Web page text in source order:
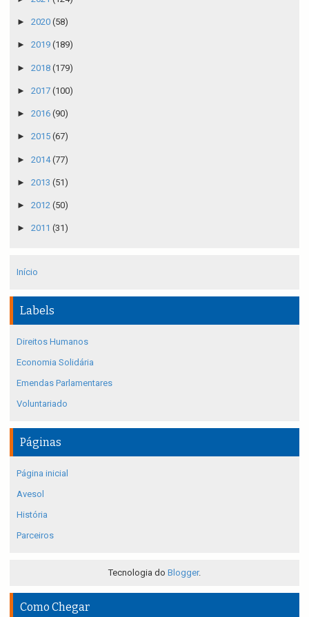
► 2020 (58)
► 2019 (189)
► 2018 (179)
► 2017 (100)
► 2016 (90)
► 2015 (67)
► 2014(77)
► 2013 (51)
► 2012 (50)
► 2011 (31)
Início
Labels
Direitos Humanos
Economia Solidária
Emendas Parlamentares
Voluntariado
Páginas
Página inicial
Avesol
História
Parceiros
Tecnologia do Blogger.
Como Chegar